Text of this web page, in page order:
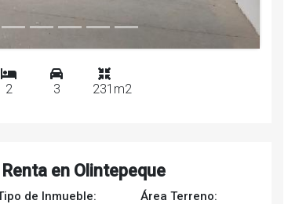
2 3 231m2
en Olintepeque
de Inmueble:
Área Terreno: